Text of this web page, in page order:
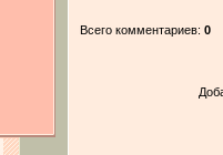
Всего комментариев: 0